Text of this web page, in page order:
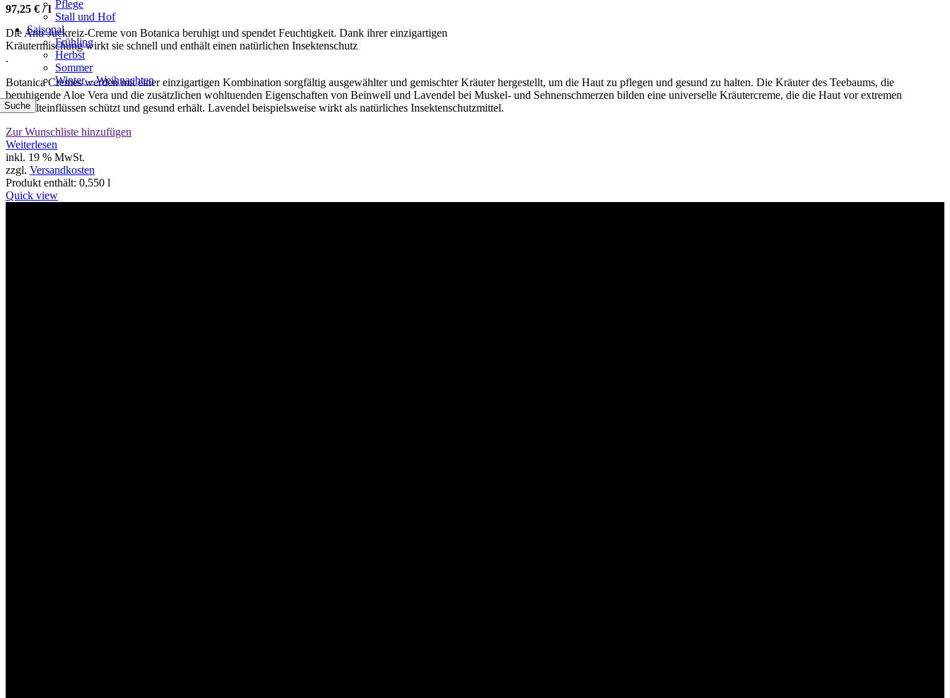
Pflege
Stall und Hof
Saisonal
Frühling
Herbst
Sommer
Winter – Weihnachten
Suche
97,25 € /l
Die Anti-Juckreiz-Creme von Botanica beruhigt und spendet Feuchtigkeit. Dank ihrer einzigartigen
Kräutermischung wirkt sie schnell und enthält einen natürlichen Insektenschutz
.
Botanica Cremes werden mit einer einzigartigen Kombination sorgfältig ausgewählter und gemischter Kräuter hergestellt, um die Haut zu pflegen und gesund zu halten. Die Kräuter des Teebaums, die
beruhigende Aloe Vera und die zusätzlichen wohltuenden Eigenschaften von Beinwell und Lavendel bei Muskel- und Sehnenschmerzen bilden eine universelle Kräutercreme, die die Haut vor extremen
Umwelteinflüssen schützt und gesund erhält. Lavendel beispielsweise wirkt als natürliches Insektenschutzmittel.
Zur Wunschliste hinzufügen
Weiterlesen
inkl. 19 % MwSt.
zzgl. Versandkosten
Produkt enthält: 0,550 l
Quick view